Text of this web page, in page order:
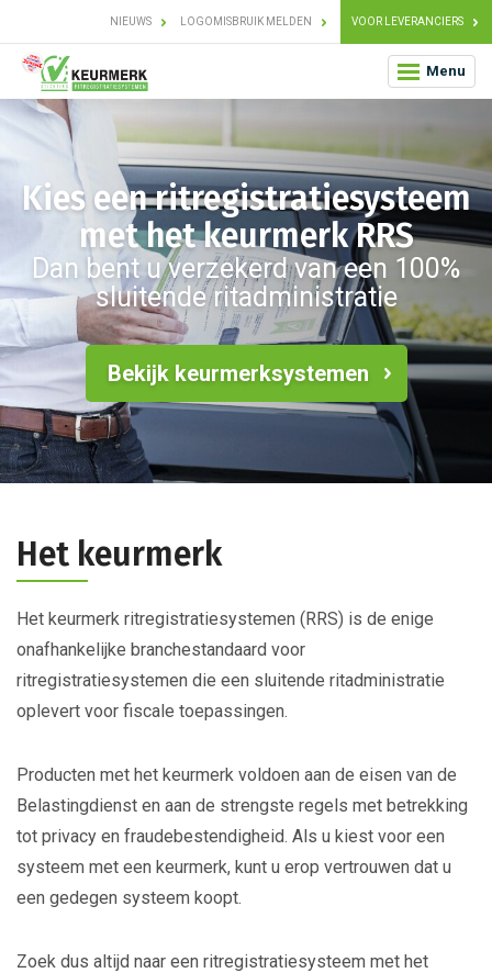
NIEUWS LOGOMISBRUIK MELDEN VOOR LEVERANCIERS
Menu
Kies een ritregistratiesysteem
met het keurmerk RRS
Dan bent u verzekerd van een 100%
sluitende ritadministratie
Bekijk keurmerksystemen
Het keurmerk
Het keurmerk ritregistratiesystemen (RRS) is de enige
onafhankelijke branchestandaard voor
ritregistratiesystemen die een sluitende ritadministratie
oplevert voor fiscale toepassingen.
Producten met het keurmerk voldoen aan de eisen van de
Belastingdienst en aan de strengste regels met betrekking
tot privacy en fraudebestendigheid. Als u kiest voor een
systeem met een keurmerk, kunt u erop vertrouwen dat u
een gedegen systeem koopt.
Zoek dus altijd naar een ritregistratiesysteem met het